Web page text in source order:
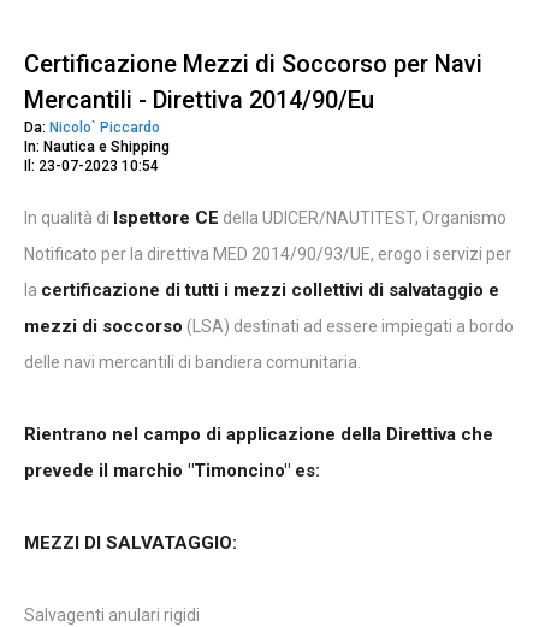
Certificazione Mezzi di Soccorso per Navi
Mercantili - Direttiva 2014/90/Eu
Da: Nicolo` Piccardo
In: Nautica e Shipping
Il: 23-07-2023 10:54
In qualità di Ispettore CE della UDICER/NAUTITEST, Organismo
Notificato per la direttiva MED 2014/90/93/UE, erogo i servizi per
la certificazione di tutti i mezzi collettivi di salvataggio e
mezzi di soccorso (LSA) destinati ad essere impiegati a bordo
delle navi mercantili di bandiera comunitaria.
Rientrano nel campo di applicazione della Direttiva che
prevede il marchio "Timoncino" es:
MEZZI DI SALVATAGGIO:
Salvagenti anulari rigidi